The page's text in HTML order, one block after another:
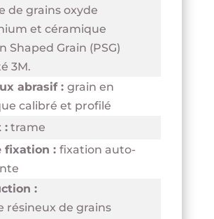
de grains oxyde
et céramique
Shaped Grain (PSG)
3M.
abrasif : grain en
calibré et profilé
:trame
fixation : fixation auto-
:
résineux de grains